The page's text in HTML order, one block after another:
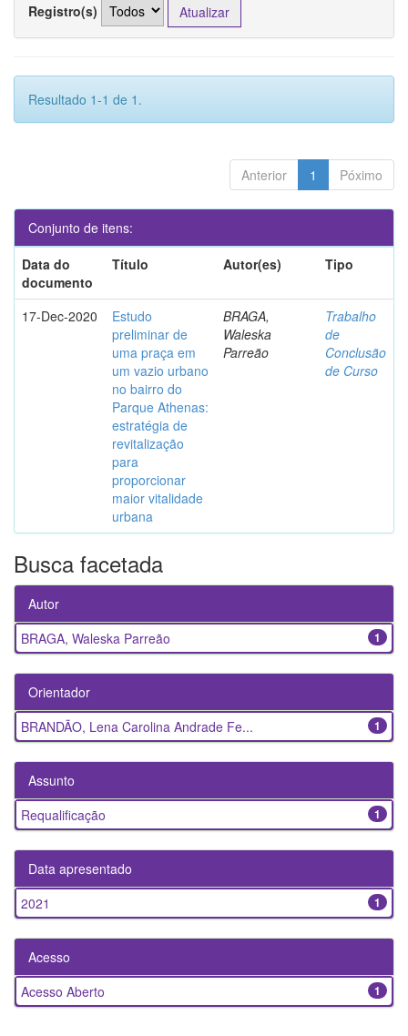
Registro(s)
Resultado 1-1 de 1.
Anterior 1 Póximo
Conjunto de itens:
Data do
documento
Título Autor(es) Tipo
17-Dec-2020
Estudo
preliminar de
uma praça em
um vazio urbano
no bairro do
Parque Athenas:
estratégia de
revitalização
para
proporcionar
maior vitalidade
urbana
BRAGA,
Waleska
Parreão
Trabalho
de
Conclusão
de Curso
Busca facetada
Autor
1
BRAGA, Waleska Parreão
Orientador
1
BRANDÃO, Lena Carolina Andrade Fe...
Assunto
1
Requalificação
Data apresentado
1
2021
Acesso
1
Acesso Aberto